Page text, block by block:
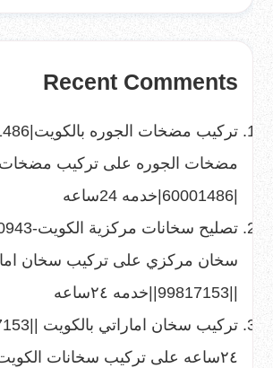
Recent Comments
مضخات الجوره على تركيب مضخات
|60001486|خدمه 24ساعه
سخان مركزي على تركيب سخان
||99817153||خدمه ٢٤ساعه
٢٤ساعه
على